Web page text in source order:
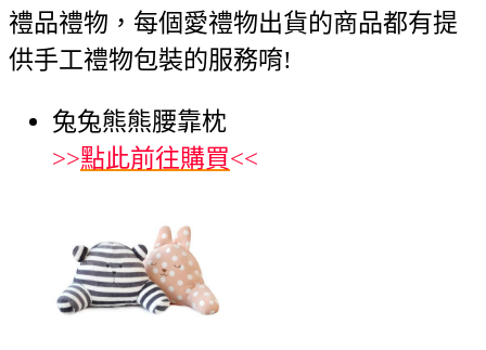
禮品禮物，每個愛禮物出貨的商品都有提
供手工禮物包裝的服務唷!
兔兔熊熊腰靠枕
>>點此前往購買<<